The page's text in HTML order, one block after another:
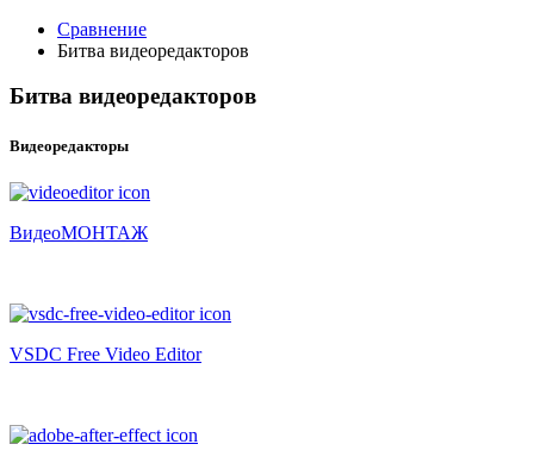
Сравнение
Битва видеоредакторов
Битва видеоредакторов
Видеоредакторы
ВидеоМОНТАЖ
VSDC Free Video Editor